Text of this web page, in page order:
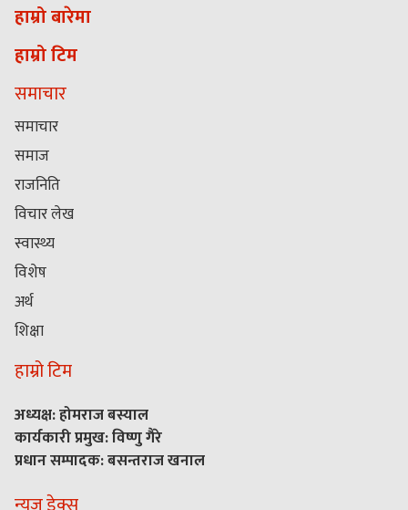
हाम्रो बारेमा
हाम्रो टिम
समाचार
समाचार
समाज
राजनिति
विचार लेख
स्वास्थ्य
विशेष
अर्थ
शिक्षा
हाम्रो टिम
अध्यक्ष: होमराज बस्याल
कार्यकारी प्रमुख: विष्णु गैरे
प्रधान सम्पादक: बसन्तराज खनाल